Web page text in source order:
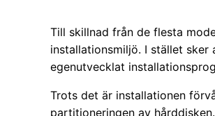
Till skillnad från de flesta
installationsmiljö. I stället
egenutvecklat
Trots det är installationen
partitioneringen av